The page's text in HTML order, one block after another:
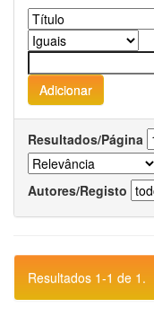
Resultados/Página
Autores/Registo
Resultados 1-1 de 1.